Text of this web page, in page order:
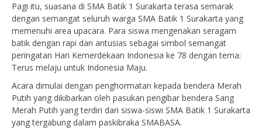
Pagi itu, suasana di SMA Batik 1 Surakarta terasa semarak
dengan semangat seluruh warga SMA Batik 1 Surakarta yang
memenuhi area upacara. Para siswa mengenakan seragam
batik dengan rapi dan antusias sebagai simbol semangat
peringatan Hari Kemerdekaan Indonesia ke 78 dengan tema:
Terus melaju untuk Indonesia Maju.
Acara dimulai dengan penghormatan kepada bendera Merah
Putih yang dikibarkan oleh pasukan pengibar bendera Sang
Merah Putih yang terdiri dari siswa-siswi SMA Batik 1 Surakarta
yang tergabung dalam paskibraka SMABASA.